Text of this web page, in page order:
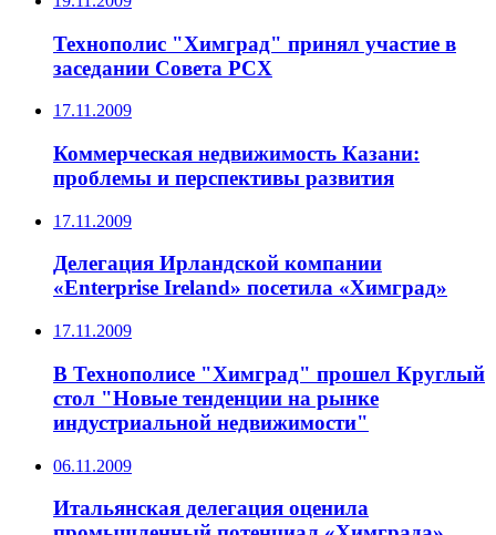
Технополис "Химград" принял участие в
заседании Совета РСХ
17.11.2009
Коммерческая недвижимость Казани:
проблемы и перспективы развития
17.11.2009
Делегация Ирландской компании
«Enterprise Ireland» посетила «Химград»
17.11.2009
В Технополисе "Химград" прошел Круглый
стол "Новые тенденции на рынке
индустриальной недвижимости"
06.11.2009
Итальянская делегация оценила